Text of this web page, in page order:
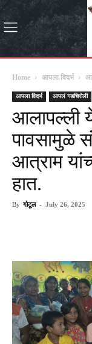
Home आपला विदर्भ
आपला विदर्भ आपलं गडचिरोली
आलापल्ली
पावसामुळे
आत्राम
हात.
By गोटूल - July 26, 2025